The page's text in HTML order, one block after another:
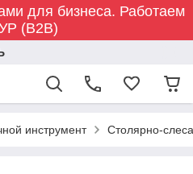
для бизнеса. Работаем
(B2B)
инструмент Столярно-